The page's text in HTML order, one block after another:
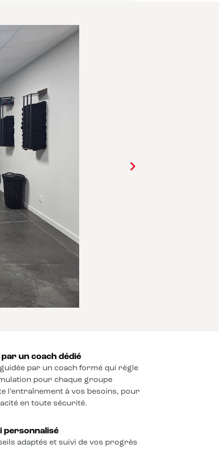
un coach dédié
par un coach formé qui règle
pour chaque groupe
l’entraînement à vos besoins, pour
en toute sécurité.
personnalisé
adaptés et suivi de vos progrès